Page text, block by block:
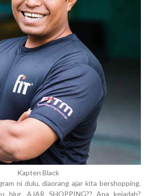
Kapten Black
ni dulu, diaorang ajar kita bershopping.
blur, AJAR SHOPPING?? Apa kejadah?